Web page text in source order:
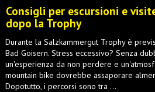
Consigli per escursioni e
dopo la Trophy
Durante la Salzkammergut Trophy è
Bad Goisern. Stress eccessivo? Senza
un'esperienza da non perdere e
mountain bike dovrebbe assaporare
Dopotutto, i percorsi sono tra ...